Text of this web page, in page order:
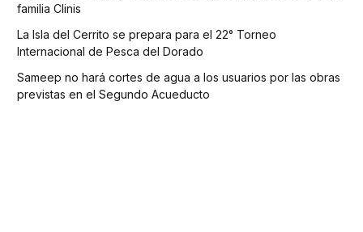
familia Clinis
La Isla del Cerrito se prepara para el 22° Torneo
Internacional de Pesca del Dorado
Sameep no hará cortes de agua a los usuarios por las obras
previstas en el Segundo Acueducto